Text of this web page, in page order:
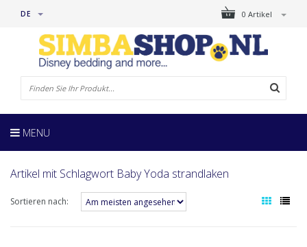
0 Artikel
DE
MENU
Artikel mit Schlagwort Baby Yoda strandlaken
Sortieren nach: